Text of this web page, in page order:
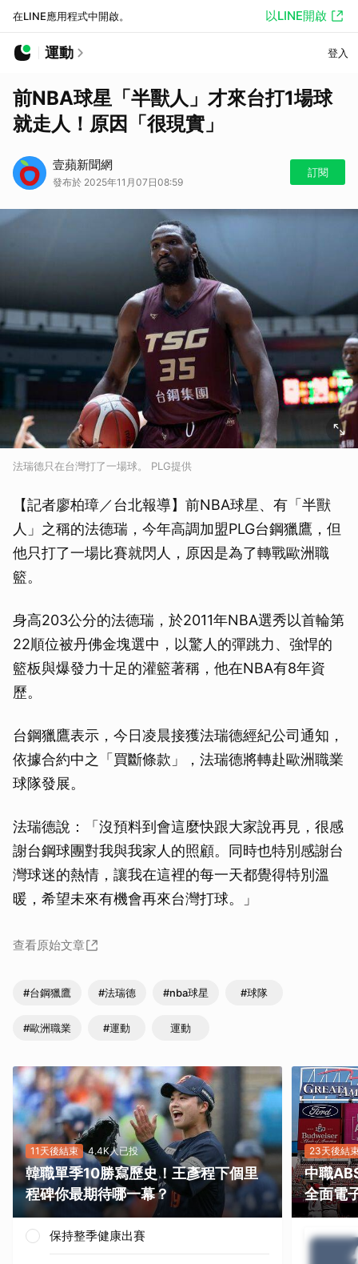
在LINE應用程式中開啟。 以LINE開啟
運動 登入
前NBA球星「半獸人」才來台打1場球
就走人！原因「很現實」
壹蘋新聞網
發布於 2025年11月07日08:59
訂閱
法瑞德只在台灣打了一場球。 PLG提供
【記者廖柏璋／台北報導】前NBA球星、有「半獸
人」之稱的法德瑞，今年高調加盟PLG台鋼獵鷹，但
他只打了一場比賽就閃人，原因是為了轉戰歐洲職
籃。
身高203公分的法德瑞，於2011年NBA選秀以首輪第
22順位被丹佛金塊選中，以驚人的彈跳力、強悍的
籃板與爆發力十足的灌籃著稱，他在NBA有8年資
歷。
台鋼獵鷹表示，今日凌晨接獲法瑞德經紀公司通知，
依據合約中之「買斷條款」，法瑞德將轉赴歐洲職業
球隊發展。
法瑞德說：「沒預料到會這麼快跟大家說再見，很感
謝台鋼球團對我與我家人的照顧。同時也特別感謝台
灣球迷的熱情，讓我在這裡的每一天都覺得特別溫
暖，希望未來有機會再來台灣打球。」
查看原始文章
#台鋼獵鷹 #法瑞德 #nba球星 #球隊
#歐洲職業 #運動 運動
11天後結束 4.4K人已投
韓職單季10勝寫歷史！王彥程下個里
程碑你最期待哪一幕？
保持整季健康出賽
23天後結
中職
全面電